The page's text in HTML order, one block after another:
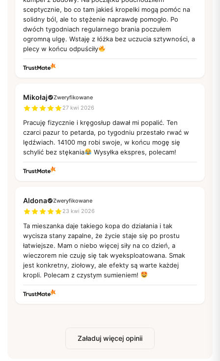
sceptycznie, bo co tam jakieś kropelki mogą pomóc na
solidny ból, ale to stężenie naprawdę pomogło. Po
dwóch tygodniach regularnego brania poczułem
ogromną ulgę. Wstaję z łóżka bez uczucia sztywności, a
plecy w końcu odpuściły
Mikołaj
Zweryfikowane
27 kwi 2026
Pracuję fizycznie i kręgosłup dawał mi popalić. Ten
czarci pazur to petarda, po tygodniu przestało rwać w
lędźwiach. 14100 mg robi swoje, w końcu mogę się
schylić bez stękania
Wysyłka ekspres, polecam!
Aldona
Zweryfikowane
23 kwi 2026
Ta mieszanka daje takiego kopa do działania i tak
wycisza stany zapalne, że życie staje się po prostu
łatwiejsze. Mam o niebo więcej siły na co dzień, a
wieczorem nie czuję się tak wyeksploatowana. Smak
jest konkretny, ziołowy, ale efekty są warte każdej
kropli. Polecam z czystym sumieniem!
Załaduj więcej opinii